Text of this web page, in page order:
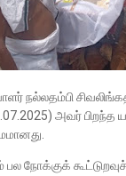
நல்லதம்பி
அவர் பிறந்த
நோக்குக்